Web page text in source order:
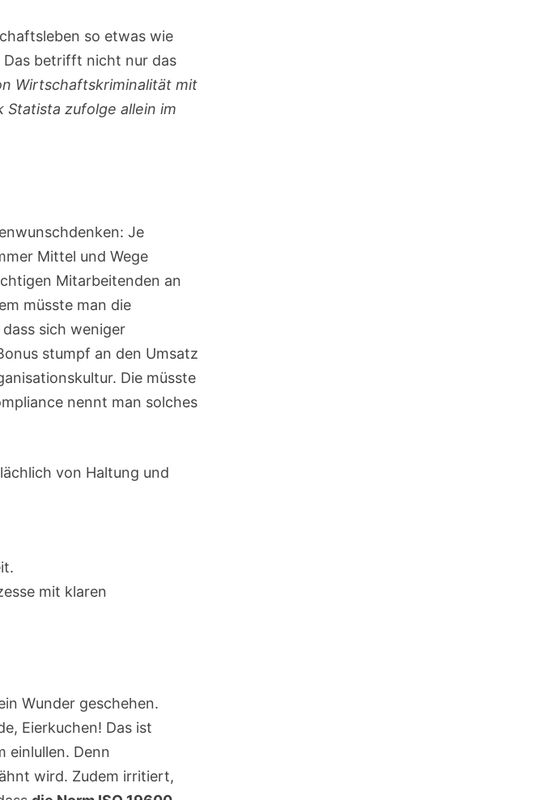
so etwas wie
Das betrifft nicht nur das
Wirtschaftskriminalität mit
Statista zufolge allein im
Je
Mittel und Wege
Mitarbeitenden an
müsste man die
sich weniger
stumpf an den Umsatz
Die müsste
nennt man solches
von Haltung und
mit klaren
Wunder geschehen.
Eierkuchen! Das ist
einlullen. Denn
wird. Zudem irritiert,